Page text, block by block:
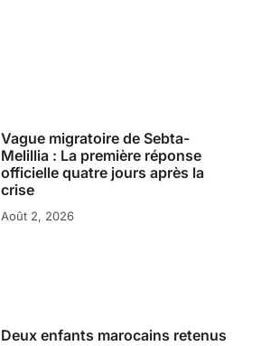
Vague migratoire de Sebta-
Melillia : La première réponse
officielle quatre jours après la
crise
Août 2, 2026
Deux enfants marocains retenus